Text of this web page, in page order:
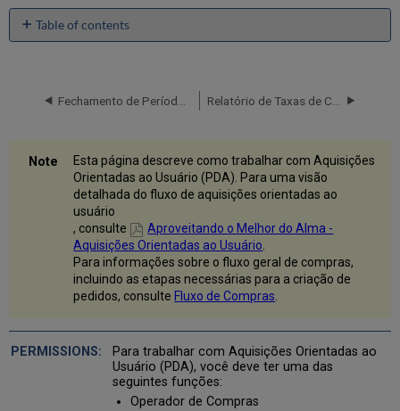
Table of contents
No
Esta página descreve como trabalhar com Aquisições
Orientadas ao Usuário (PDA). Para uma visão
detalhada do fluxo de aquisições orientadas ao
usuário
, consulte
Aproveitando o Melhor do Alma -
Aquisições Orientadas ao Usuário.
Para informações sobre o fluxo geral de compras,
incluindo as etapas necessárias para a criação de
pedidos, consulte Fluxo de Compras.
Para trabalhar com Aquisições Orientadas ao
Usuário (PDA), você deve ter uma das
seguintes funções:
Operador de Compras